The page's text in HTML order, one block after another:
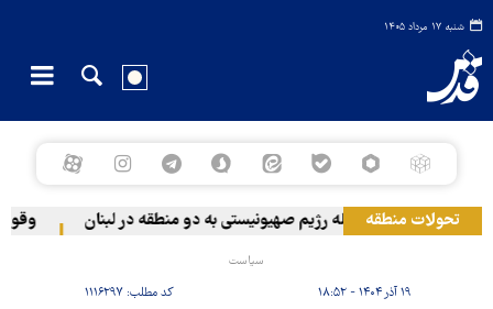
شنبه ۱۷ مرداد ۱۴۰۵
تحولات منطقهحمله رژیم صهیونیستی به دو منطقه در لبنان وقوع
سیاست
۱۹ آذر ۱۴۰۴ - ۱۸:۵۲ کد مطلب:۱۱۱۶۲۹۷